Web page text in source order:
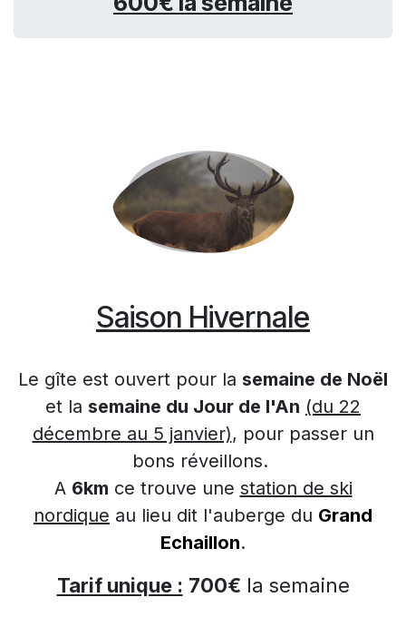
Saison Hivernale
Le gîte est ouvert pour la semaine de Noël
et la semaine du Jour de l'An (du 22
décembre au 5 janvier), pour passer un
bons réveillons.
A 6km ce trouve une station de ski
nordique au lieu dit l'auberge du Grand
Echaillon.
Tarif unique : 700€ la semaine